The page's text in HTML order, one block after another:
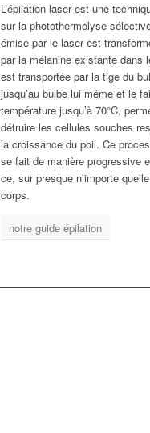
L’épilation laser est une
sur la photothermolyse
émise par le laser est
par la mélanine existante dans
est transportée par la tige du
jusqu’au bulbe lui même et le
température jusqu’à 70°C,
détruire les cellules souches
la croissance du poil. Ce
se fait de manière progressive
ce, sur presque n’importe
corps.
notre guide épilation